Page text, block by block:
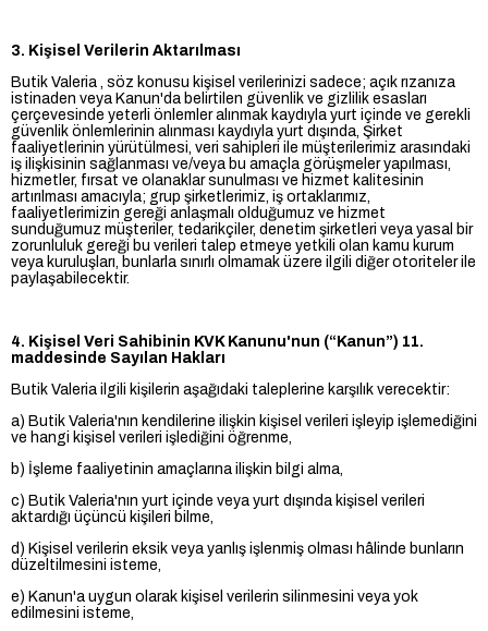
3. Kişisel Verilerin Aktarılması
Butik Valeria , söz konusu kişisel verilerinizi sadece; açık rızanıza
istinaden veya Kanun'da belirtilen güvenlik ve gizlilik esasları
çerçevesinde yeterli önlemler alınmak kaydıyla yurt içinde ve gerekli
güvenlik önlemlerinin alınması kaydıyla yurt dışında, Şirket
faaliyetlerinin yürütülmesi, veri sahipleri ile müşterilerimiz arasındaki
iş ilişkisinin sağlanması ve/veya bu amaçla görüşmeler yapılması,
hizmetler, fırsat ve olanaklar sunulması ve hizmet kalitesinin
artırılması amacıyla; grup şirketlerimiz, iş ortaklarımız,
faaliyetlerimizin gereği anlaşmalı olduğumuz ve hizmet
sunduğumuz müşteriler, tedarikçiler, denetim şirketleri veya yasal bir
zorunluluk gereği bu verileri talep etmeye yetkili olan kamu kurum
veya kuruluşları, bunlarla sınırlı olmamak üzere ilgili diğer otoriteler ile
paylaşabilecektir.
4. Kişisel Veri Sahibinin KVK Kanunu'nun (“Kanun”) 11.
maddesinde Sayılan Hakları
Butik Valeria ilgili kişilerin aşağıdaki taleplerine karşılık verecektir:
a) Butik Valeria'nın kendilerine ilişkin kişisel verileri işleyip işlemediğini
ve hangi kişisel verileri işlediğini öğrenme,
b) İşleme faaliyetinin amaçlarına ilişkin bilgi alma,
c) Butik Valeria'nın yurt içinde veya yurt dışında kişisel verileri
aktardığı üçüncü kişileri bilme,
d) Kişisel verilerin eksik veya yanlış işlenmiş olması hâlinde bunların
düzeltilmesini isteme,
e) Kanun'a uygun olarak kişisel verilerin silinmesini veya yok
edilmesini isteme,